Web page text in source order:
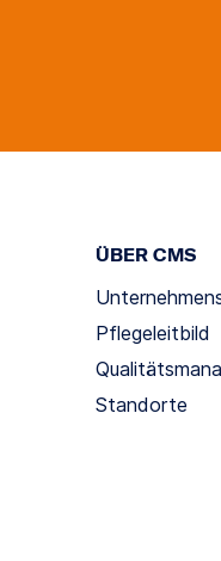
ÜBER CMS
Pflegeleitbild
Standorte